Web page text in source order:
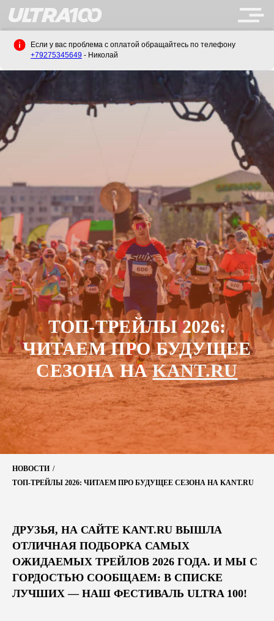
Если у вас проблема с оплатой обращайтесь по телефону
+79275345649 - Николай
ТОП-ТРЕЙЛЫ 2026:
ЧИТАЕМ ПРО БУДУЩЕЕ
СЕЗОНА НАKANT.RU
НОВОСТИ /
ТОП-ТРЕЙЛЫ 2026: ЧИТАЕМ ПРО БУДУЩЕЕ СЕЗОНА НА KANT.RU
ДРУЗЬЯ, НА САЙТЕ KANT.RU ВЫШЛА
ОТЛИЧНАЯ ПОДБОРКА САМЫХ
ОЖИДАЕМЫХ ТРЕЙЛОВ 2026 ГОДА. И МЫ С
ГОРДОСТЬЮ СООБЩАЕМ: В СПИСКЕ
ЛУЧШИХ — НАШ ФЕСТИВАЛЬ ULTRA 100!